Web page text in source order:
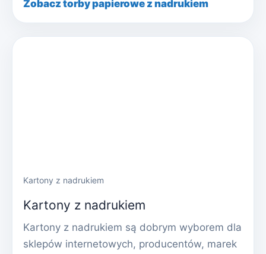
Zobacz torby papierowe z nadrukiem
Kartony z nadrukiem
Kartony z nadrukiem
Kartony z nadrukiem są dobrym wyborem dla
sklepów internetowych, producentów, marek